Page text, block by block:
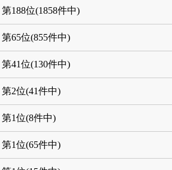
第188位(1858件中)
第65位(855件中)
第41位(130件中)
第2位(41件中)
第1位(8件中)
第1位(65件中)